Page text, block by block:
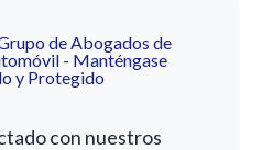
de Abogados de
- Manténgase
y Protegido
con nuestros